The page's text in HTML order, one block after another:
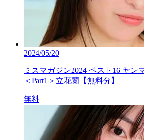
2024/05/20
ミスマガジン2024 ベスト16 ヤン
＜Part1＞立花蘭【無料分】
無料